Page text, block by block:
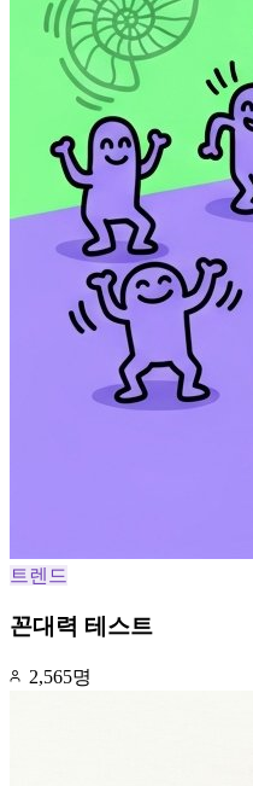
트렌드
꼰대력 테스트
2,565명